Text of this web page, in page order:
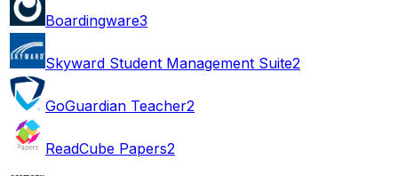
Boardingware3
Skyward Student Management Suite2
GoGuardian Teacher2
ReadCube Papers2